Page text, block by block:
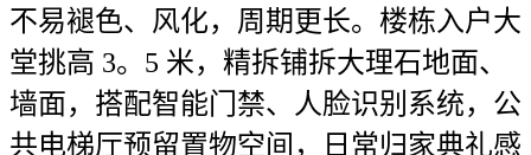
不易褪色、风化，周期更长。楼栋入户大
堂挑高 3。5 米，精拆铺拆大理石地面、
墙面，搭配智能门禁、人脸识别系统，公
共电梯厅预留置物空间，日常归家典礼感